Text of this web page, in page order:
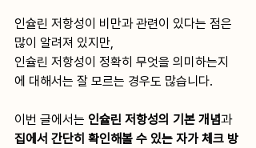
인슐린 저항성이 비만과 관련이 있다는 점은
많이 알려져 있지만,
인슐린 저항성이 정확히 무엇을 의미하는지
에 대해서는 잘 모르는 경우도 많습니다.
이번 글에서는 인슐린 저항성의 기본 개념과
집에서 간단히 확인해볼 수 있는 자가 체크 방